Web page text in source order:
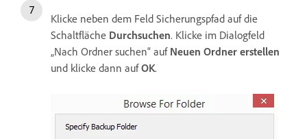
Klicke neben dem Feld Sicherungspfad auf die
Schaltfläche Durchsuchen. Klicke im Dialogfeld
„Nach Ordner suchen“ auf Neuen Ordner erstellen
und klicke dann aufOK.